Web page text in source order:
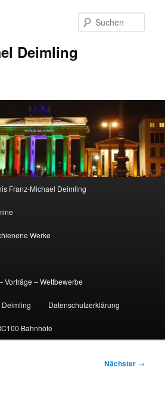
Deimling
Franz-Michael Deimling
Werke
Vorträge – Wettbewerbe
Datenschutzerklärung
Bahnhöfe
Nächster →